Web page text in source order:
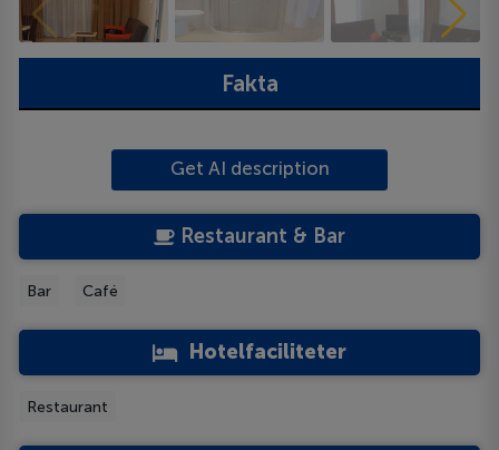
Fakta
Get AI description
Restaurant & Bar
Bar Café
Hotelfaciliteter
Restaurant